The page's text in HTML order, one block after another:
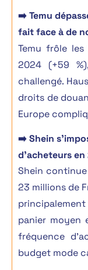
➡️ Temu
fait face à de
Temu frôle
2024 (+59
challengé.
droits de
Europe
➡️Shein
d’acheteurs
Shein
23 millions de
panier moyen
fréquence
budget mode